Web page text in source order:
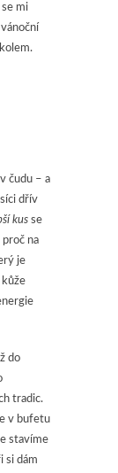
se mi
čudu – a
dřív
kus se
na
je
kůže
do
tradic.
v bufetu
stavíme
si dám